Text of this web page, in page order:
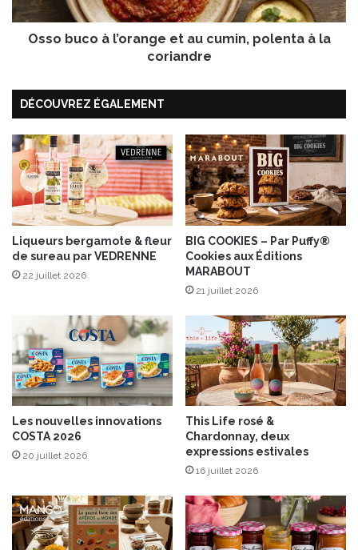
u
r
’
m
b
e
t
o
à
r
n
g
e
t
a
u
c
u
m
p
o
l
e
n
t
a
à
c
o
r
Osso buco à l’orange et au cumin, polenta à la
coriandre
DÉCOUVREZ ÉGALEMENT
Liqueurs bergamote & fleur
de sureau par VEDRENNE
22 juillet 2026
BIG COOKIES – Par Puffy®
Cookies aux Éditions
MARABOUT
21 juillet 2026
Les nouvelles innovations
COSTA 2026
20 juillet 2026
This Life rosé &
Chardonnay, deux
expressions estivales
16 juillet 2026